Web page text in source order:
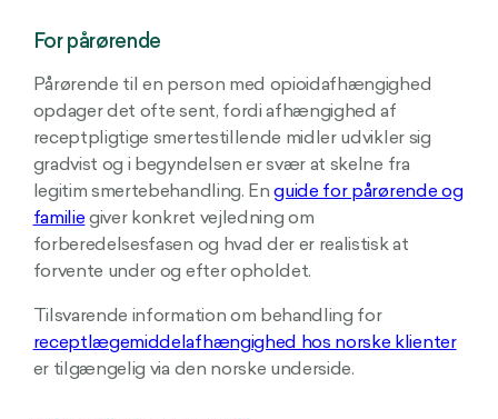
For pårørende
Pårørende til en person med opioidafhængighed
opdager det ofte sent, fordi afhængighed af
receptpligtige smertestillende midler udvikler sig
gradvist og i begyndelsen er svær at skelne fra
legitim smertebehandling. Enguide for pårørende og
familie giver konkret vejledning om
forberedelsesfasen og hvad der er realistisk at
forvente under og efter opholdet.
Tilsvarende information om behandling for
receptlægemiddelafhængighed hos norske klienter
er tilgængelig via den norske underside.